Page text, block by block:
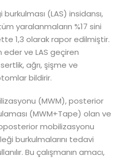
(LAS) insidansı,
yaralanmaların %17 sini
1,3 olarak rapor edilmiştir.
eder ve LAS geçiren
ağrı, şişme ve
bildirir.
(MWM), posterior
(MWM+Tape) olan ve
mobilizasyonu
burkulmalarını tedavi
Bu çalışmanın amacı,